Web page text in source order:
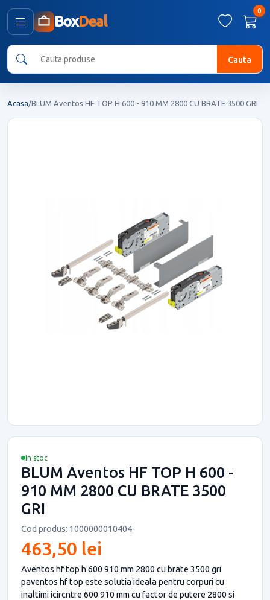
BoxDeal
0
Cauta
Acasa/BLUM Aventos HF TOP H 600 - 910 MM 2800 CU BRATE 3500 GRI
In stoc
BLUM Aventos HF TOP H 600 -
910 MM 2800 CU BRATE 3500
GRI
Cod produs: 1000000010404
463,50 lei
Aventos hf top h 600 910 mm 2800 cu brate 3500 gri
paventos hf top este solutia ideala pentru corpuri cu
inaltimi icircntre 600 910 mm cu factor de putere 2800 si